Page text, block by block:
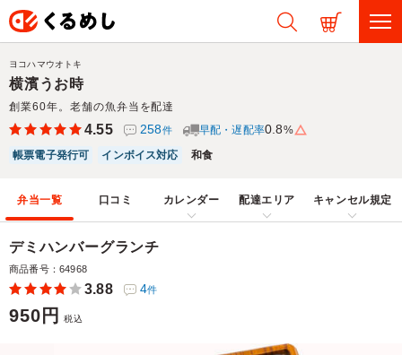
横濱うお時
創業60年。老舗の魚弁当を配達
ヨコハマウオトキ
4.55 258件 早配・遅配率0.8%
帳票電子発行可
インボイス対応 和食
弁当一覧 口コミ カレンダー 配達エリア キャンセル規定
デミハンバーグランチ
商品番号：64968
3.88 4件
950円 税込